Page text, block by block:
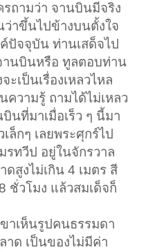
ถามว่า จานบินมีจริง
ว่าขึ้นไปข้างบนตั้งใจ
ปัจจุบัน ท่านเสด็จไป
านบินหรือ ทูลตอบท่าน
ะเป็นเรื่องเหลวไหล
ความรู้ ถามได้ไม่เหลว
นที่มาเมื่อเร็ว ๆ นี้มา
ล็กๆ เลยพระศุกร์ไป
รทวีป อยู่ในจักรวาล
ดสูงไม่เกิน 4 เมตร สี
ชั่วโมง แล้วสมเด็จก็
าเห็นรูปคนธรรมดา
าด เป็นของไม่มีค่า